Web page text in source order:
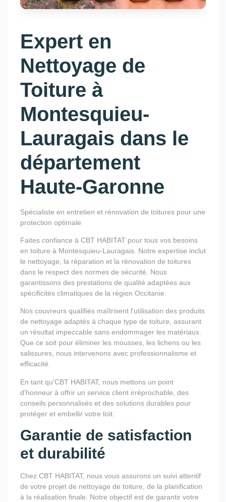
Expert en
Nettoyage de
Toiture à
Montesquieu-
Lauragais dans le
département
Haute-Garonne
Spécialiste en entretien et rénovation de toitures pour une
protection optimale
Faites confiance à CBT HABITAT pour tous vos besoins
en toiture à Montesquieu-Lauragais. Notre expertise inclut
le nettoyage, la réparation et la rénovation de toitures
dans le respect des normes de sécurité. Nous
garantissons des prestations de qualité adaptées aux
spécificités climatiques de la région Occitanie.
Nos couvreurs qualifiés maîtrisent l'utilisation des produits
de nettoyage adaptés à chaque type de toiture, assurant
un résultat impeccable sans endommager les matériaux.
Que ce soit pour éliminer les mousses, les lichens ou les
salissures, nous intervenons avec professionnalisme et
efficacité.
En tant qu'CBT HABITAT, nous mettons un point
d'honneur à offrir un service client irréprochable, des
conseils personnalisés et des solutions durables pour
protéger et embellir votre toit.
Garantie de satisfaction
et durabilité
Chez CBT HABITAT, nous vous assurons un suivi attentif
de votre projet de nettoyage de toiture, de la planification
à la réalisation finale. Notre objectif est de garantir votre